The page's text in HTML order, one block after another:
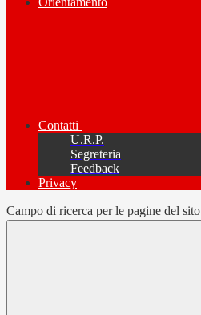
Contatti
U.R.P.
Segreteria
Feedback
Privacy
Campo di ricerca per le pagine del sito